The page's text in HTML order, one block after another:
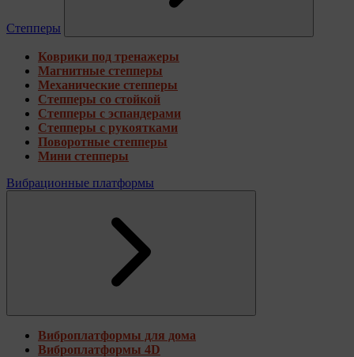
Степперы
Коврики под тренажеры
Магнитные степперы
Механические степперы
Степперы со стойкой
Степперы с эспандерами
Степперы с рукоятками
Поворотные степперы
Мини степперы
Вибрационные платформы
Виброплатформы для дома
Виброплатформы 4D